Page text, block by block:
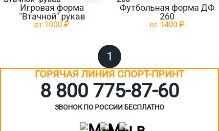
Игровая форма
"Втачной" рукав
от 1000 ₽
Футбольная форма ДФ
260
от 1400 ₽
1
ГОРЯЧАЯ ЛИНИЯ СПОРТ-ПРИНТ
8 800 775‑87-60
ЗВОНОК ПО РОССИИ БЕСПЛАТНО